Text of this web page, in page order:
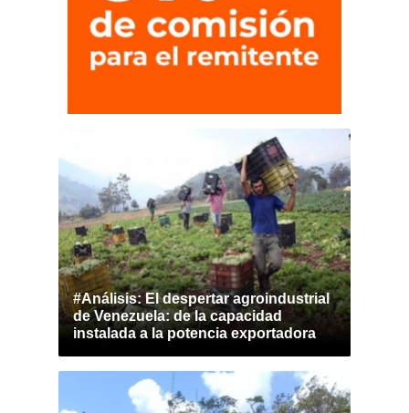
#Análisis: El despertar agroindustrial
de Venezuela: de la capacidad
instalada a la potencia exportadora